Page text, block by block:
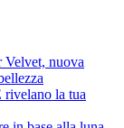
Velvet, nuova
la tua